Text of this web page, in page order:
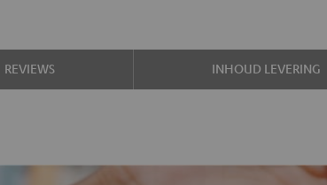
REVIEWS INHOUD LEVERING